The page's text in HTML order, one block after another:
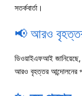
সতর্কবার্তা।
📢 আরও বৃহত্তর
ডিওয়াইএফআই জানিয়েছে,
আরও বৃহত্তর আন্দোলনের